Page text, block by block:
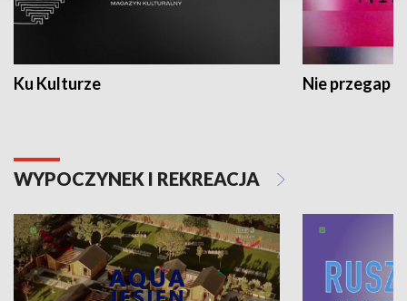
Ku Kulturze Nie przegap
WYPOCZYNEK I REKREACJA